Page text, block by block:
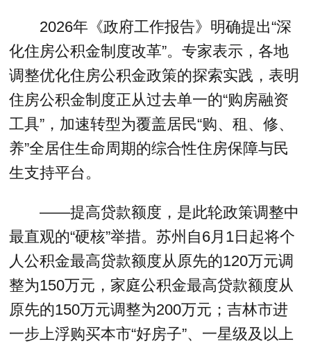
2026年《政府工作报告》明确提出“深
化住房公积金制度改革”。专家表示，各地
调整优化住房公积金政策的探索实践，表明
住房公积金制度正从过去单一的“购房融资
工具”，加速转型为覆盖居民“购、租、修、
养”全居住生命周期的综合性住房保障与民
生支持平台。
——提高贷款额度，是此轮政策调整中
最直观的“硬核”举措。苏州自6月1日起将个
人公积金最高贷款额度从原先的120万元调
整为150万元，家庭公积金最高贷款额度从
原先的150万元调整为200万元；吉林市进
一步上浮购买本市“好房子”、一星级及以上